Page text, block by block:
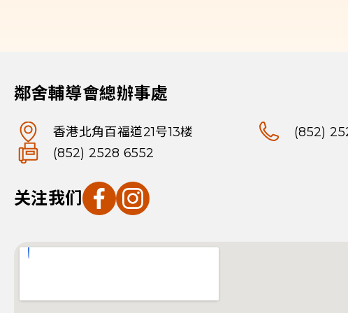
鄰舍輔導會總辦事處
香港北角百福道21号13楼 (852)
(852) 2528 6552
关注我们